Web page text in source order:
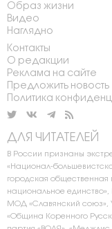
Образ жизни
Видео
Наглядно
Контакты
О редакции
Реклама на сайте
Предложить новость
Политика
ДЛЯ ЧИТАТЕЛЕЙ
В России признаны
«Национал-
городская общественная
национальное
МОД «Славянский союз»,
«Община Коренного